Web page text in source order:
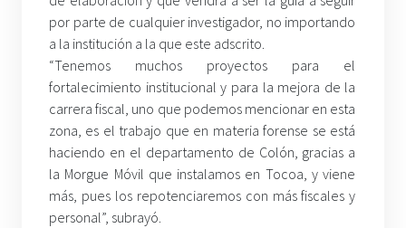
por parte de cualquier investigador, no importando
a la institución a la que este adscrito.
“Tenemos muchos proyectos para el
fortalecimiento institucional y para la mejora de la
carrera fiscal, uno que podemos mencionar en esta
zona, es el trabajo que en materia forense se está
haciendo en el departamento de Colón, gracias a
la Morgue Móvil que instalamos en Tocoa, y viene
más, pues los repotenciaremos con más fiscales y
personal”, subrayó.